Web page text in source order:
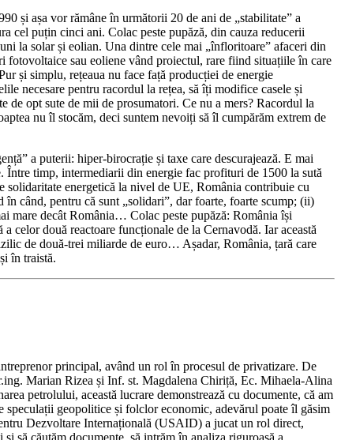
și așa vor rămâne în următorii 20 de ani de „stabilitate” a
cel puțin cinci ani. Colac peste pupăză, din cauza reducerii
la solar și eolian. Una dintre cele mai „înfloritoare” afaceri din
fotovoltaice sau eoliene vând proiectul, rare fiind situațiile în care
și simplu, rețeaua nu face față producției de energie
necesare pentru racordul la rețea, să îți modifice casele și
de opt sute de mii de prosumatori. Ce nu a mers? Racordul la
nu îl stocăm, deci suntem nevoiți să îl cumpărăm extrem de
a puterii: hiper-birocrație și taxe care descurajează. E mai
Între timp, intermediarii din energie fac profituri de 1500 la sută
solidaritate energetică la nivel de UE, România contribuie cu
când, pentru că sunt „solidari”, dar foarte, foarte scump; (ii)
mare decât România… Colac peste pupăză: România își
celor două reactoare funcționale de la Cernavodă. Iar această
de două-trei miliarde de euro… Așadar, România, țară care
în traistă.
principal, având un rol în procesul de privatizare. De
Marian Rizea și Inf. st. Magdalena Chiriță, Ec. Mihaela-Alina
petrolului, această lucrare demonstrează cu documente, că am
speculații geopolitice și folclor economic, adevărul poate îl găsim
Dezvoltare Internațională (USAID) a jucat un rol direct,
să căutăm documente, să intrăm în analiza riguroasă a